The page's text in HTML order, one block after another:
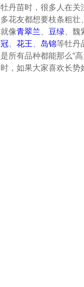
牡丹苗时，很多人在关
多花友都想要枝条粗壮
就像青翠兰 豆绿 、
冠 、花王 岛锦等牡丹
是所有品种都能那么“
时，如果大家喜欢长势